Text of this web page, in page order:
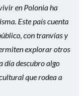
en Polonia ha
Este país cuenta
con tranvías y
explorar otros
día descubro algo
que rodea a